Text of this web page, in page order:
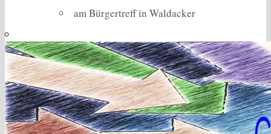
am Bürgertreff in Waldacker